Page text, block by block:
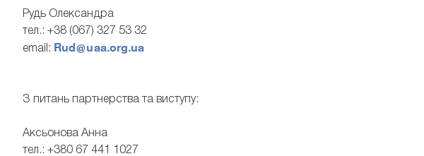
Рудь Олександра
тел.: +38 (067) 327 53 32
email: Rud@uaa.org.ua
З питань партнерства та виступу:
Аксьонова Анна
тел.: +380 67 441 1027